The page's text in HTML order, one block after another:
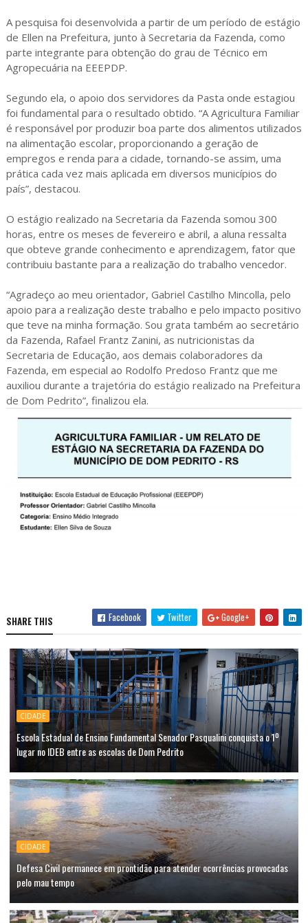
A pesquisa foi desenvolvida a partir de um período de estágio
de Ellen na Prefeitura, junto à Secretaria da Fazenda, como
parte integrante para obtenção do grau de Técnico em
Agropecuária na EEEPDP.
Segundo ela, o apoio dos servidores da Pasta onde estagiou
foi fundamental para o resultado obtido. “A Agricultura Familiar
é responsável por produzir boa parte dos alimentos utilizados
na alimentação escolar, proporcionando a geração de
empregos e renda para a cidade, tornando-se assim, uma
prática cada vez mais aplicada em diversos municípios do
país”, destacou.
O estágio realizado na Secretaria da Fazenda somou 300
horas, entre os meses de fevereiro e abril, a aluna ressalta
que obteve grande conhecimento e aprendizagem, fator que
contribuiu bastante para a realização do trabalho vencedor.
“Agradeço ao meu orientador, Gabriel Castilho Mincolla, pelo
apoio para a realização deste trabalho e pelo impacto positivo
que teve na minha formação. Sou grata também ao secretário
da Fazenda, Rafael Frantz Zanini, as nutricionistas da
Secretaria de Educação, aos demais colaboradores da
Fazenda, em especial ao Rodolfo Predoso Frantz que me
auxiliou durante a trajetória do estágio realizado na Prefeitura
de Dom Pedrito”, finalizou ela.
SHARE THIS Facebook Twitter Google+
CIDADE
Escola Estadual de Ensino Fundamental Senador Pasqualini conquista o 1º
lugar no IDEB entre as escolas de Dom Pedrito
CIDADE
Defesa Civil permanece em prontidão para atender ocorrências provocadas
pelo mau tempo